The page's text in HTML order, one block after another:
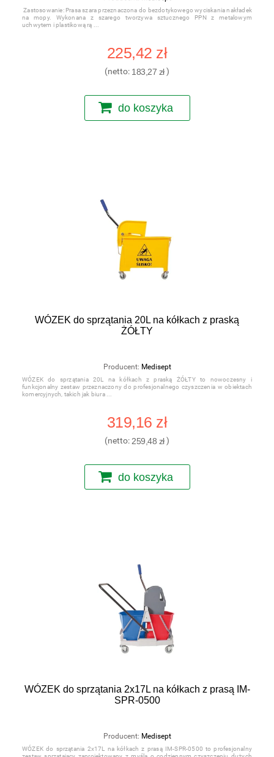
Zastosowanie: Prasa szara przeznaczona do bezdotykowego wyciskania nakładek
na mopy. Wykonana z szarego tworzywa sztucznego PPN z metalowym
uchwytem i plastikową rą
225,42 zł
(netto: 183,27 zł)
do koszyka
WÓZEK do sprzątania 20L na kółkach z praską
ŻÓŁTY
Producent: Medisept
WÓZEK do sprzątania 20L na kółkach z praską ŻÓŁTY to nowoczesny i
funkcjonalny zestaw przeznaczony do profesjonalnego czyszczenia w obiektach
komercyjnych, takich jak biura
319,16 zł
(netto: 259,48 zł)
do koszyka
WÓZEK do sprzątania 2x17L na kółkach z prasą IM-
SPR-0500
Producent: Medisept
WÓZEK do sprzątania 2x17L na kółkach z prasą IM-SPR-0500 to profesjonalny